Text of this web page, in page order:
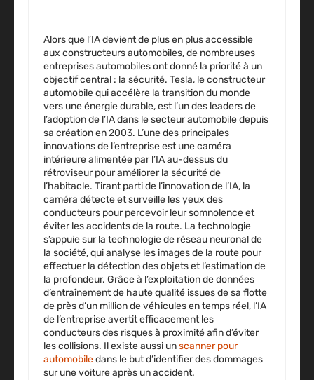
Alors que l’IA devient de plus en plus accessible
aux constructeurs automobiles, de nombreuses
entreprises automobiles ont donné la priorité à un
objectif central : la sécurité. Tesla, le constructeur
automobile qui accélère la transition du monde
vers une énergie durable, est l’un des leaders de
l’adoption de l’IA dans le secteur automobile depuis
sa création en 2003. L’une des principales
innovations de l’entreprise est une caméra
intérieure alimentée par l’IA au-dessus du
rétroviseur pour améliorer la sécurité de
l’habitacle. Tirant parti de l’innovation de l’IA, la
caméra détecte et surveille les yeux des
conducteurs pour percevoir leur somnolence et
éviter les accidents de la route. La technologie
s’appuie sur la technologie de réseau neuronal de
la société, qui analyse les images de la route pour
effectuer la détection des objets et l’estimation de
la profondeur. Grâce à l’exploitation de données
d’entraînement de haute qualité issues de sa flotte
de près d’un million de véhicules en temps réel, l’IA
de l’entreprise avertit efficacement les
conducteurs des risques à proximité afin d’éviter
les collisions. Il existe aussi unscanner pour
automobiledans le but d’identifier des dommages
sur une voiture après un accident.